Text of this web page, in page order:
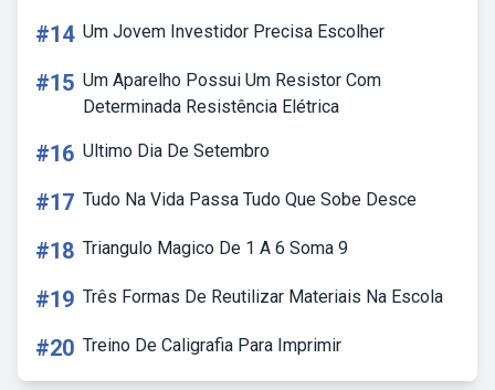
#14 Um Jovem Investidor Precisa Escolher
#15 Um Aparelho Possui Um Resistor Com
Determinada Resistência Elétrica
#16 Ultimo Dia De Setembro
#17 Tudo Na Vida Passa Tudo Que Sobe Desce
#18 Triangulo Magico De 1 A 6 Soma 9
#19 Três Formas De Reutilizar Materiais Na Escola
#20 Treino De Caligrafia Para Imprimir